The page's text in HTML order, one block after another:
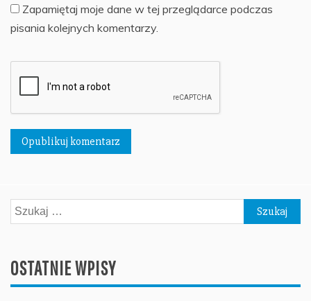
Zapamiętaj moje dane w tej przeglądarce podczas
pisania kolejnych komentarzy.
Szukaj:
OSTATNIE WPISY